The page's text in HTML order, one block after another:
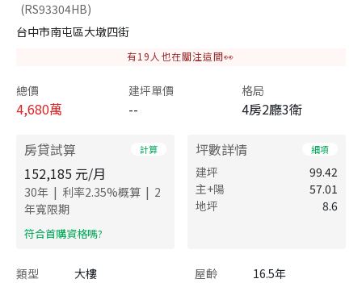
(RS93304HB)
台中市南屯區大墩四街
有19 人也在關注這間👀
總價
4,680萬
建坪單價
--
格局
4房2廳3衛
房貸試算 計算
152,185 元/月
30年 | 利率2.35%概算 | 2
年寬限期
​符合首購資格嗎?
坪數詳情 細項
建坪
99.42
主+陽
57.01
地坪
8.6
類型 大樓 屋齡
16.5年